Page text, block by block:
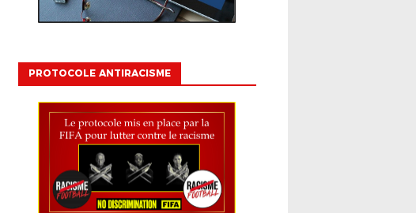
PROTOCOLE ANTIRACISME